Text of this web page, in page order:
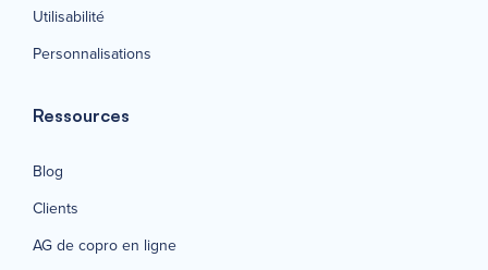
Utilisabilité
Personnalisations
Ressources
Blog
Clients
AG de copro en ligne